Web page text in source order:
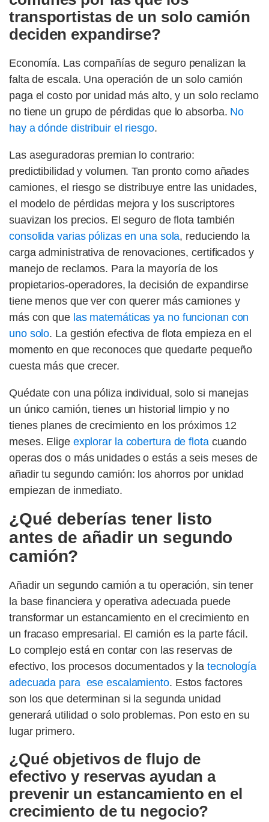
transportistas de un solo camión
deciden expandirse?
Economía. Las compañías de seguro penalizan la
falta de escala. Una operación de un solo camión
paga el costo por unidad más alto, y un solo reclamo
no tiene un grupo de pérdidas que lo absorba. No
hay a dónde distribuir el riesgo.
Las aseguradoras premian lo contrario:
predictibilidad y volumen. Tan pronto como añades
camiones, el riesgo se distribuye entre las unidades,
el modelo de pérdidas mejora y los suscriptores
suavizan los precios. El seguro de flota también
consolida varias pólizas en una sola, reduciendo la
carga administrativa de renovaciones, certificados y
manejo de reclamos. Para la mayoría de los
propietarios-operadores, la decisión de expandirse
tiene menos que ver con querer más camiones y
más con que las matemáticas ya no funcionan con
uno solo. La gestión efectiva de flota empieza en el
momento en que reconoces que quedarte pequeño
cuesta más que crecer.
Quédate con una póliza individual, solo si manejas
un único camión, tienes un historial limpio y no
tienes planes de crecimiento en los próximos 12
meses. Elige explorar la cobertura de flotacuando
operas dos o más unidades o estás a seis meses de
añadir tu segundo camión: los ahorros por unidad
empiezan de inmediato.
¿Qué deberías tener listo
antes de añadir un segundo
camión?
Añadir un segundo camión a tu operación, sin tener
la base financiera y operativa adecuada puede
transformar un estancamiento en el crecimiento en
un fracaso empresarial. El camión es la parte fácil.
Lo complejo está en contar con las reservas de
efectivo, los procesos documentados y la tecnología
adecuada para ese escalamiento. Estos factores
son los que determinan si la segunda unidad
generará utilidad o solo problemas. Pon esto en su
lugar primero.
¿Qué objetivos de flujo de
efectivo y reservas ayudan a
prevenir un estancamiento en el
crecimiento de tu negocio?